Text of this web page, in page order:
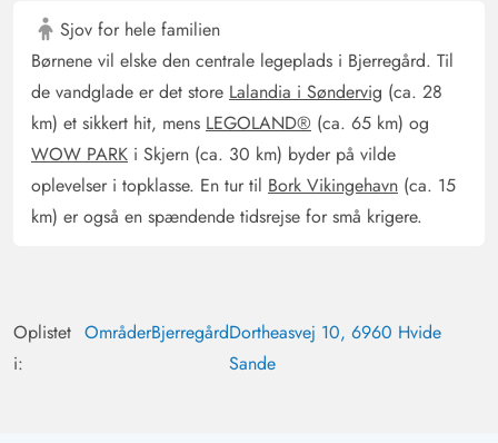
Deutschland
AI Oversat
Nej, alt var perfekt, og vi ville vælge huset igen og igen!
Mange tak!
Sjov for hele familien
Børnene vil elske den centrale legeplads i Bjerregård. Til
de vandglade er det store Lalandia i Søndervig (ca. 28
km) et sikkert hit, mens LEGOLAND® (ca. 65 km) og
WOW PARK i Skjern (ca. 30 km) byder på vilde
oplevelser i topklasse. En tur til Bork Vikingehavn (ca. 15
km) er også en spændende tidsrejse for små krigere.
Oplistet
i:
OmråderBjerregårdDortheasvej 10, 6960 Hvide
Sande